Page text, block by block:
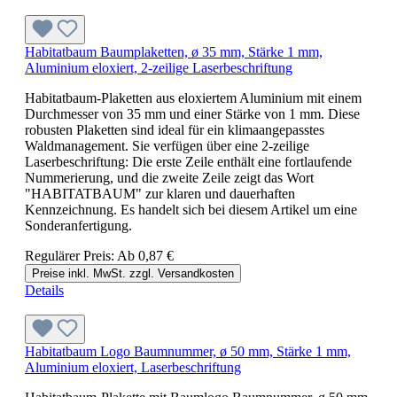
Habitatbaum Baumplaketten, ø 35 mm, Stärke 1 mm,
Aluminium eloxiert, 2-zeilige Laserbeschriftung
Habitatbaum-Plaketten aus eloxiertem Aluminium mit einem
Durchmesser von 35 mm und einer Stärke von 1 mm. Diese
robusten Plaketten sind ideal für ein klimaangepasstes
Waldmanagement. Sie verfügen über eine 2-zeilige
Laserbeschriftung: Die erste Zeile enthält eine fortlaufende
Nummerierung, und die zweite Zeile zeigt das Wort
"HABITATBAUM" zur klaren und dauerhaften
Kennzeichnung. Es handelt sich bei diesem Artikel um eine
Sonderanfertigung.
Regulärer Preis: Ab 0,87 €
Preise inkl. MwSt. zzgl. Versandkosten
Details
Habitatbaum Logo Baumnummer, ø 50 mm, Stärke 1 mm,
Aluminium eloxiert, Laserbeschriftung